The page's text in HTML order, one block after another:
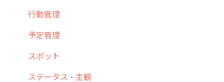
3. cyzenの位置情報取得について
4. cyzen利用前の準備：システム管理者編
5. 基本的な使い方：システム管理者編
6. 基本的な使い方：ユーザー編
行動管理
予定管理
スポット
ステータス・主観